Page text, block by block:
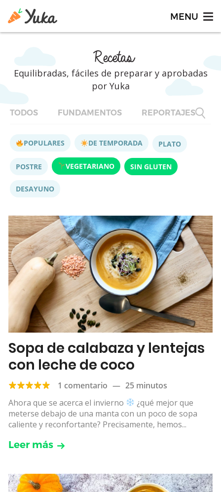
Recetas
Equilibradas, fáciles de preparar y aprobadas
por Yuka
TODOS FUNDAMENTOS REPORTAJES
POPULARES DE TEMPORADA PLATO
POSTRE VEGETARIANO SIN GLUTEN
DESAYUNO
Sopa de calabaza y lentejas
con leche de coco
1 comentario — 25 minutos
Ahora que se acerca el invierno
¿qué mejor que
meterse debajo de una manta con un poco de sopa
caliente y reconfortante? Precisamente, hemos...
Leer más